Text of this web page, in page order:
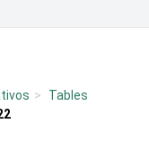
Tables